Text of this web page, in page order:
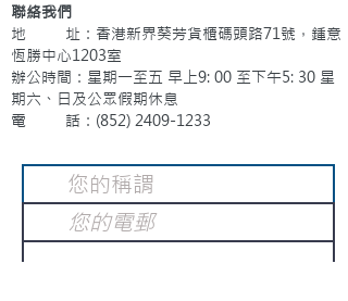
聯絡我們
地 址：香港新界葵芳貨櫃碼頭路71號，鍾意
恆勝中心1203室
辦公時間：星期一至五 早上9: 00 至下午5: 30 星
期六、日及公眾假期休息
電 話：(852) 2409-1233